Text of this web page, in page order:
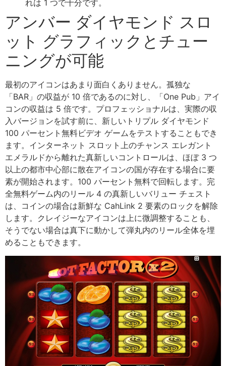
れは 1 つで十分です。
アンバー ダイヤモンド スロ
ット グラフィックとチュー
ニングが可能
最初のアイコンはあまり面白くありません。孤独な
「BAR」の収益が 10 倍であるのに対し、「One Pub」アイ
コンの収益は 5 倍です。プロフェッショナルは、実際の収
入バージョンを試す前に、新しいトリプル ダイヤモンド
100 パーセント無料ビデオ ゲームをテストすることもでき
ます。インターネット スロット上のチャンス エレガント
エメラルドから離れた真新しいコントロールは、ほぼ 3 つ
以上の都市中心部に散在アイコンの国が存在する場合に要
素が開始されます。100 パーセント無料で回転します。完
全無料ゲーム内のリール 4 の真新しいバリュー チェスト
は、コインの場合は新鮮な CahLink 2 要素のロックを解除
します。クレイジーなアイコンは上に微調整することも、
そうでない場合は真下に動かして弾丸内のリール全体を埋
めることもできます。